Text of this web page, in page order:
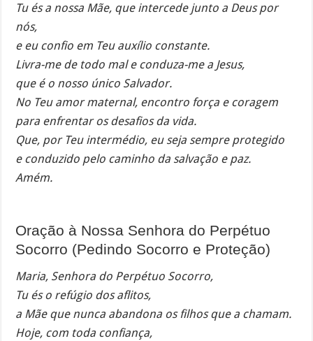
Tu és a nossa Mãe, que intercede junto a Deus por
nós,
e eu confio em Teu auxílio constante.
Livra-me de todo mal e conduza-me a Jesus,
que é o nosso único Salvador.
No Teu amor maternal, encontro força e coragem
para enfrentar os desafios da vida.
Que, por Teu intermédio, eu seja sempre protegido
e conduzido pelo caminho da salvação e paz.
Amém.
Oração à Nossa Senhora do Perpétuo
Socorro (Pedindo Socorro e Proteção)
Maria, Senhora do Perpétuo Socorro,
Tu és o refúgio dos aflitos,
a Mãe que nunca abandona os filhos que a chamam.
Hoje, com toda confiança,